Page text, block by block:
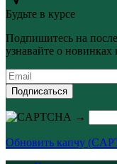
Будьте в курсе
Подпишитесь на
узнавайте о
Подписаться
→
Обновить капчу